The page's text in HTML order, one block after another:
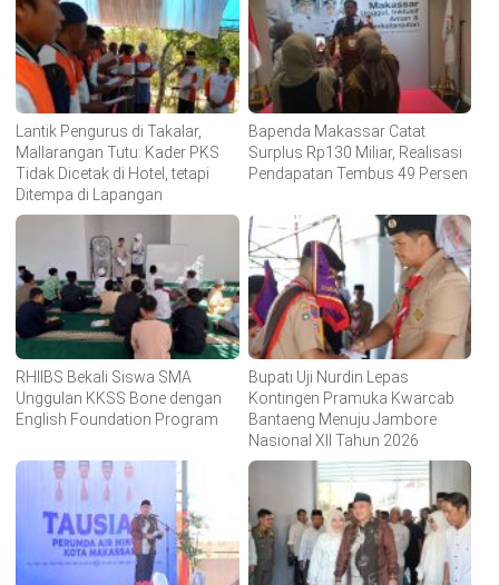
Lantik Pengurus di Takalar,
Mallarangan Tutu: Kader PKS
Tidak Dicetak di Hotel, tetapi
Ditempa di Lapangan
Bapenda Makassar Catat
Surplus Rp130 Miliar, Realisasi
Pendapatan Tembus 49 Persen
RHIIBS Bekali Siswa SMA
Unggulan KKSS Bone dengan
English Foundation Program
Bupati Uji Nurdin Lepas
Kontingen Pramuka Kwarcab
Bantaeng Menuju Jambore
Nasional XII Tahun 2026